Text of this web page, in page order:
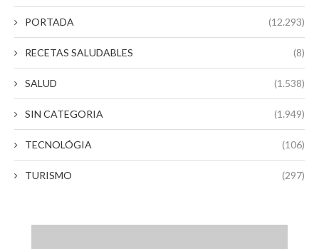
PORTADA (12.293)
RECETAS SALUDABLES (8)
SALUD (1.538)
SIN CATEGORIA (1.949)
TECNOLÓGIA (106)
TURISMO (297)